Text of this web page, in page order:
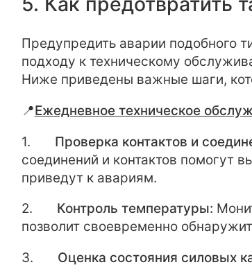
Предупредить аварии подобного
подходу к техническому
Ниже приведены важные шаги,
📍Ежедневное техническое
1. Проверка контактов и
соединений и контактов помогут
приведут к авариям.
2. Контроль температуры:
позволит своевременно
3. Оценка состояния силовых